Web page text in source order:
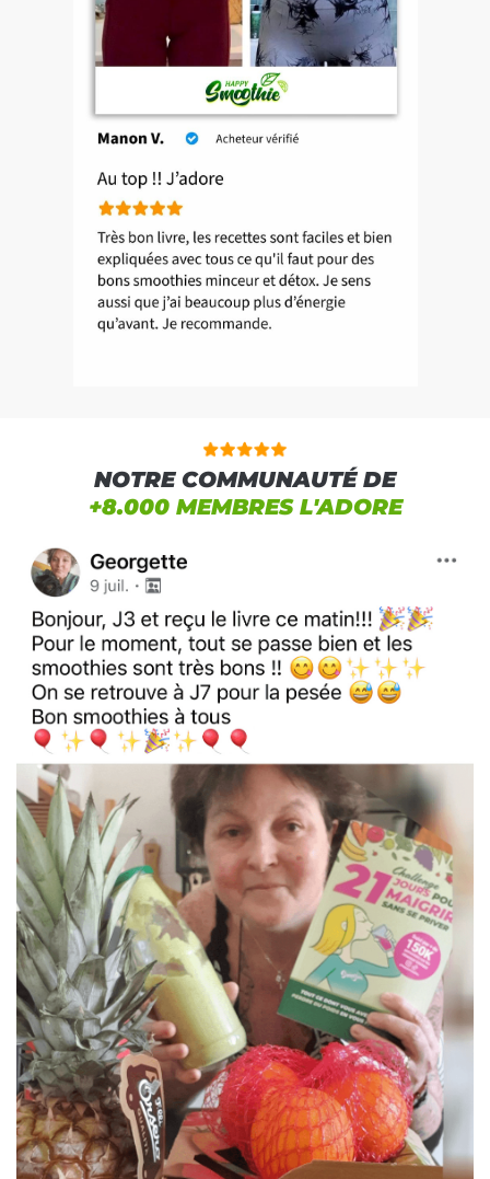
NOTRE COMMUNAUTÉ DE
+8.000 MEMBRES L'ADORE